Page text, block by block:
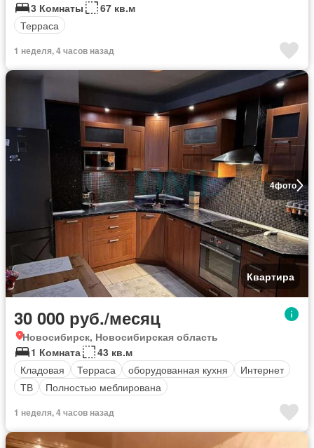
3 Комнаты
67 кв.м
Терраса
1 неделя, 4 часов назад
4фото
Квартира
30 000 руб./месяц
Новосибирск, Новосибирская область
1 Комната
43 кв.м
Кладовая
Терраса оборудованная кухня
Интернет
ТВ
Полностью меблирована
1 неделя, 4 часов назад